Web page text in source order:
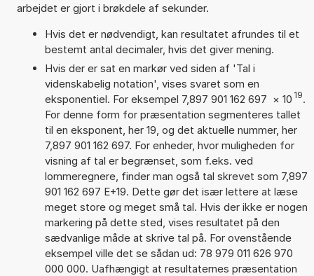
arbejdet er gjort i brøkdele af sekunder.
Hvis det er nødvendigt, kan resultatet afrundes til et
bestemt antal decimaler, hvis det giver mening.
Hvis der er sat en markør ved siden af 'Tal i
videnskabelig notation', vises svaret som en
eksponentiel. For eksempel 7,897 901 162 697 × 10 19.
For denne form for præsentation segmenteres tallet
til en eksponent, her 19, og det aktuelle nummer, her
7,897 901 162 697. For enheder, hvor muligheden for
visning af tal er begrænset, som f.eks. ved
lommeregnere, finder man også tal skrevet som 7,897
901 162 697 E+19. Dette gør det især lettere at læse
meget store og meget små tal. Hvis der ikke er nogen
markering på dette sted, vises resultatet på den
sædvanlige måde at skrive tal på. For ovenstående
eksempel ville det se sådan ud: 78 979 011 626 970
000 000. Uafhængigt at resultaternes præsentation